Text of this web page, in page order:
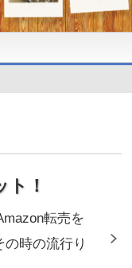
ト！
転売を
時の流行り